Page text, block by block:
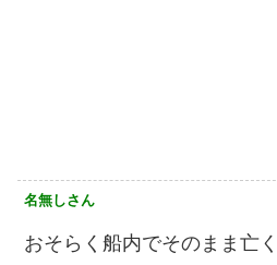
名無しさん
おそらく船内でそのまま亡